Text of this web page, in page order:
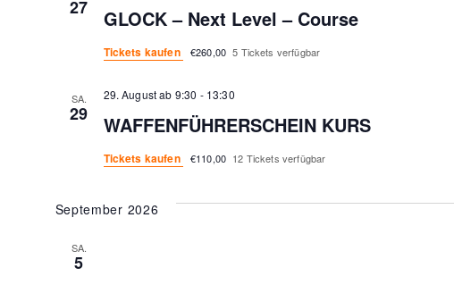
27 GLOCK – Next Level – Course
Tickets kaufen €260,00 5 Tickets verfügbar
SA.
29 WAFFENFÜHRERSCHEIN KURS
29. August ab 9:30 - 13:30
Tickets kaufen €110,00 12 Tickets verfügbar
September 2026
SA.
5